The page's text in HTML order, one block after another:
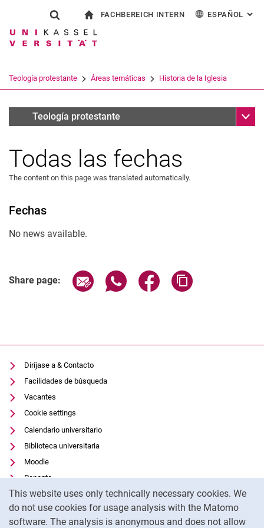
Jump directly to: content
Jump directly to: search
Jump directly to: main
This website uses only technically necessary cookies. We
do not use cookies for usage analysis with the Matomo
software. The analysis is anonymous and does not allow
Show search form
Search term
Search (opens an external link in a
FACHBEREICH INTERN ESPAÑOL :
Italiano
Teología protestante Áreas temáticas Historia de la Iglesia
InfothekTeología protestante Sub
Ciencias bíblicas
Educación religiosa
Todas las fechas
The content on this page was translated automatically.
Fechas
No news available.
Share page: Share page via email
Share page via WhatsApp
Share page via
Diríjase a & Contacto
Facilidades de búsqueda
Vacantes
Cookie settings
Calendario universitario
Biblioteca universitaria
Moodle
Panopto
Protección de datos
Accesibilidad